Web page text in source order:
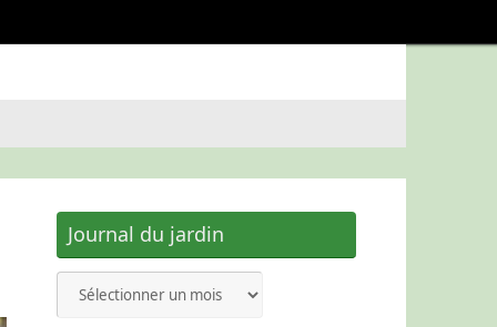
Journal du jardin
Journal
du